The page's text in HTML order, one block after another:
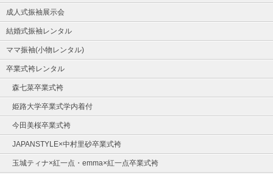
成人式振袖展示会
結婚式振袖レンタル
ママ振袖(小物レンタル)
卒業式袴レンタル
森七菜卒業式袴
姫路大学卒業式学内着付
今田美桜卒業式袴
JAPANSTYLE×中村里砂卒業式袴
玉城ティナ×紅一点・emma×紅一点卒業式袴